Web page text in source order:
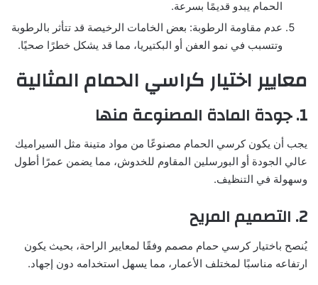
الحمام يبدو قديمًا بسرعة.
عدم مقاومة الرطوبة: بعض الخامات الرخيصة قد تتأثر بالرطوبة
وتتسبب في نمو العفن أو البكتيريا، مما قد يشكل خطرًا صحيًا.
معايير اختيار كراسي الحمام المثالية
1. جودة المادة المصنوعة منها
يجب أن يكون كرسي الحمام مصنوعًا من مواد متينة مثل السيراميك
عالي الجودة أو البورسلين المقاوم للخدوش، مما يضمن عمرًا أطول
وسهولة في التنظيف.
2. التصميم المريح
يُنصح باختيار كرسي حمام مصمم وفقًا لمعايير الراحة، بحيث يكون
ارتفاعه مناسبًا لمختلف الأعمار، مما يسهل استخدامه دون إجهاد.